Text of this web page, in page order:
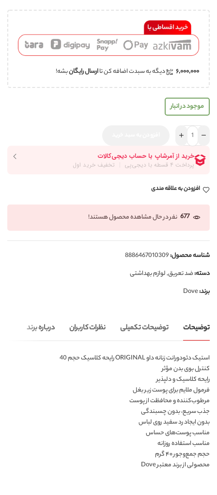
۶,۰۰۰,۰۰۰ دیگه به سبدت اضافه کن تاارسال رایگانبشه!
موجود در انبار
افزودن به علاقه مندی
677 نفر در حال مشاهده محصول هستند!
شناسه محصول:8886467010309
دسته:ضد تعریق,لوازم بهداشتی
برند:Dove
توضیحات توضیحات تکمیلی نظرات کاربران درباره برند
استیک دئودورانت زنانه داو ORIGINAL رایحه کلاسیک حجم 40
کنترل بوی بدن مؤثر
رایحه کلاسیک و دلپذیر
فرمول ملایم برای پوست زیر بغل
مرطوب‌کننده و محافظت از پوست
جذب سریع، بدون چسبندگی
بدون ایجاد رد سفید روی لباس
مناسب پوست‌های حساس
مناسب استفاده روزانه
حجم جمع‌وجور ۴۰ گرم
محصولی از برند معتبر Dove